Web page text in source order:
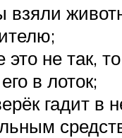
взяли
это не так,
в лоток;
гадит в